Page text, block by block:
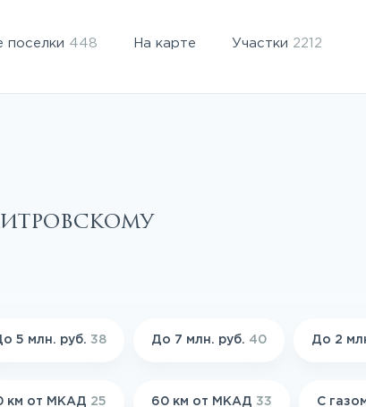
поселки 448 На карте Участки 2212
5 млн. руб. 38 До 7 млн. руб. 40 До 2
км от МКАД 25 60 км от МКАД 33 С